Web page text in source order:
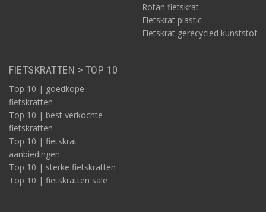
Rotan fietskrat
Fietskrat plastic
Fietskrat gerecycled kunststof
FIETSKRATTEN > TOP 10
Top 10 | goedkope
fietskratten
Top 10 | best verkochte
fietskratten
Top 10 | fietskrat
aanbiedingen
Top 10 | sterke fietskratten
Top 10 | fietskratten sale